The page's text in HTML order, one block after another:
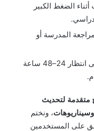
الضغط الكبير
المدرسة أو
في بعض الحالات، قد تحتاج إلى انتظار 24–48 ساعة
متقدمة لتحديث
، ونختم
على المستخدمين